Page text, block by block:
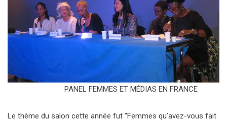
PANEL FEMMES ET MÉDIAS EN FRANCE
Le thème du salon cette année fut “Femmes qu’avez-vous fait